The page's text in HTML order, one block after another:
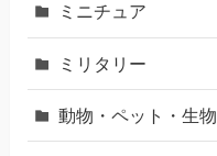
ミニチュア
ミリタリー
動物・ペット・生物